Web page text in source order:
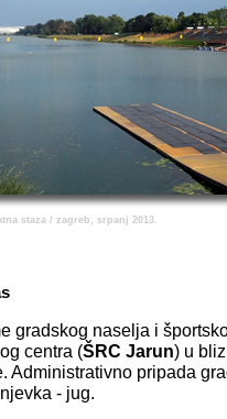
staza / zagreb, srpanj 2013.
gradskog naselja i
centra (ŠRC Jarun) u
Administrativno pripada
- jug.